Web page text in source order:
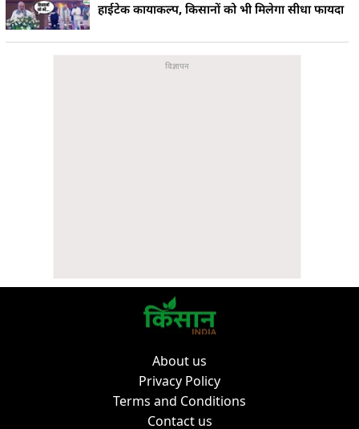
हाईटेक कायाकल्प, किसानों को भी मिलेगा सीधा फायदा
About us
Privacy Policy
Terms and Conditions
Contact us